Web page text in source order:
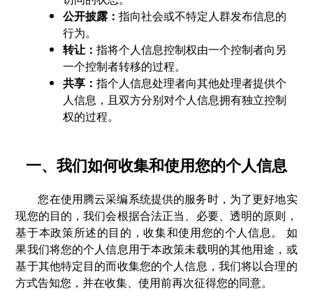
公开披露：指向社会或不特定人群发布信息的
行为。
转让：指将个人信息控制权由一个控制者向另
一个控制者转移的过程。
共享：指个人信息处理者向其他处理者提供个
人信息，且双方分别对个人信息拥有独立控制
权的过程。
一、我们如何收集和使用您的个人信息
您在使用腾云采编系统提供的服务时，为了更好地实
现您的目的，我们会根据合法正当、必要、透明的原则，
基于本政策所述的目的，收集和使用您的个人信息。 如
果我们将您的个人信息用于本政策未载明的其他用途，或
基于其他特定目的而收集您的个人信息，我们将以合理的
方式告知您，并在收集、使用前再次征得您的同意。